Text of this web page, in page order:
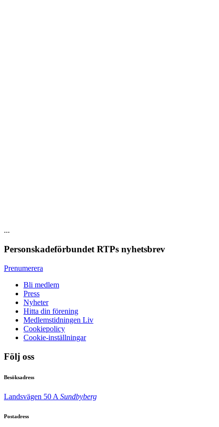
...
Personskadeförbundet RTPs nyhetsbrev
Prenumerera
Bli medlem
Press
Nyheter
Hitta din förening
Medlemstidningen Liv
Cookiepolicy
Cookie-inställningar
Följ oss
Besöksadress
Landsvägen 50 A Sundbyberg
Postadress